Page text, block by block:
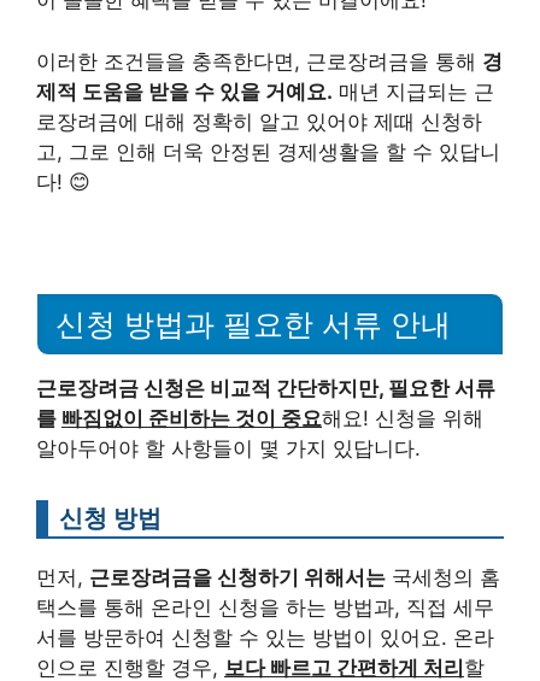
이러한 조건들을 충족한다면, 근로장려금을 통해 경
제적 도움을 받을 수 있을 거예요. 매년 지급되는 근
로장려금에 대해 정확히 알고 있어야 제때 신청하
고, 그로 인해 더욱 안정된 경제생활을 할 수 있답니
다! 😊
신청 방법과 필요한 서류 안내
근로장려금 신청은 비교적 간단하지만, 필요한 서류
를 빠짐없이 준비하는 것이 중요해요! 신청을 위해
알아두어야 할 사항들이 몇 가지 있답니다.
신청 방법
먼저, 근로장려금을 신청하기 위해서는 국세청의 홈
택스를 통해 온라인 신청을 하는 방법과, 직접 세무
서를 방문하여 신청할 수 있는 방법이 있어요. 온라
인으로 진행할 경우, 보다 빠르고 간편하게 처리할